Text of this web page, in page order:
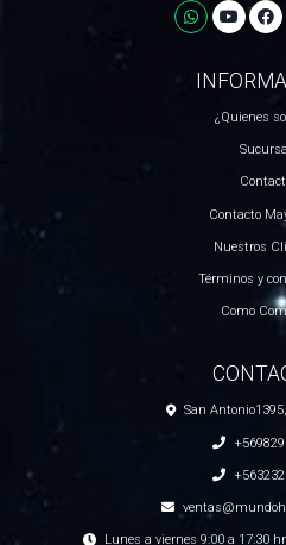
¿Quienes
Contacto
Nuestros
Términos y
Como
San
Lunes a viernes 9:00 a 17:30